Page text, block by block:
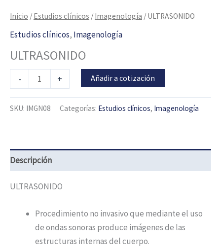
Inicio / Estudios clínicos / Imagenología / ULTRASONIDO
Estudios clínicos, Imagenología
ULTRASONIDO
- + Añadir a cotización
SKU: IMGN08 Categorías: Estudios clínicos, Imagenología
Descripción
ULTRASONIDO
Procedimiento no invasivo que mediante el uso
de ondas sonoras produce imágenes de las
estructuras internas del cuerpo.